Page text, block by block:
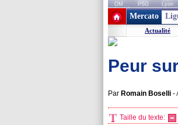
OM PSG Lyon
+ de clubs
Mercato
Actualité
Peur
Par Romain Boselli -
Taille du texte: